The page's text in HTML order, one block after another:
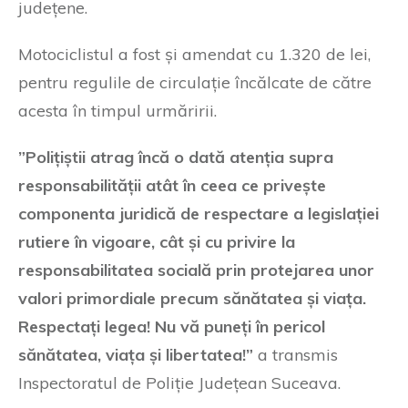
județene.
Motociclistul a fost și amendat cu 1.320 de lei,
pentru regulile de circulație încălcate de către
acesta în timpul urmăririi.
”Polițiștii atrag încă o dată atenția supra
responsabilității atât în ceea ce privește
componenta juridică de respectare a legislației
rutiere în vigoare, cât și cu privire la
responsabilitatea socială prin protejarea unor
valori primordiale precum sănătatea și viața.
Respectați legea! Nu vă puneți în pericol
sănătatea, viața și libertatea!” a transmis
Inspectoratul de Poliție Județean Suceava.